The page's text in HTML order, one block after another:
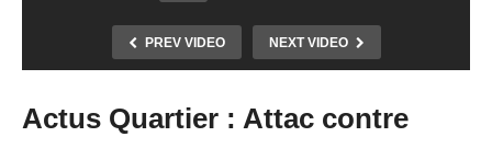
PREV VIDEO NEXT VIDEO
Actus Quartier : Attac contre